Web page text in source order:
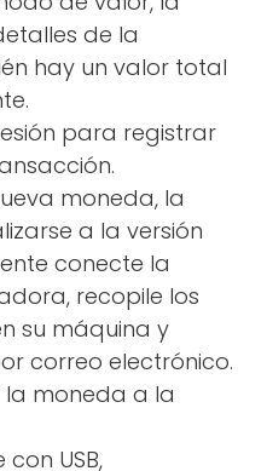
de la
hay un valor total
para registrar
moneda, la
a la versión
conecte la
recopile los
su máquina y
correo electrónico.
la moneda a la
USB,